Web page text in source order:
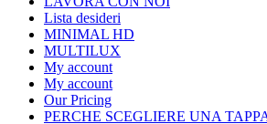
Lista desideri
MINIMAL HD
MULTILUX
My account
My account
Our Pricing
PERCHE SCEGLIERE UNA